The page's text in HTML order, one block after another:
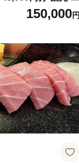
子ポイント 電子
験 電子通貨 eコイ
宿泊券 九十九島
150,000円